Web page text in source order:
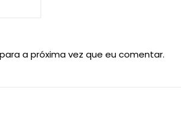
a próxima vez que eu comentar.